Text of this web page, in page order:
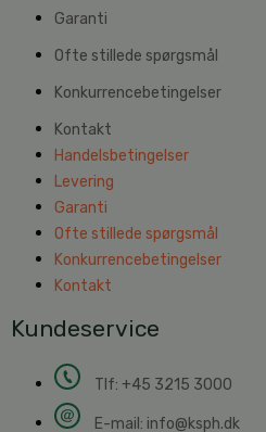
Garanti
Ofte stillede spørgsmål
Konkurrencebetingelser
Kontakt
Handelsbetingelser
Levering
Garanti
Ofte stillede spørgsmål
Konkurrencebetingelser
Kontakt
Kundeservice
Tlf: +45 3215 3000
E-mail: info@ksph.dk